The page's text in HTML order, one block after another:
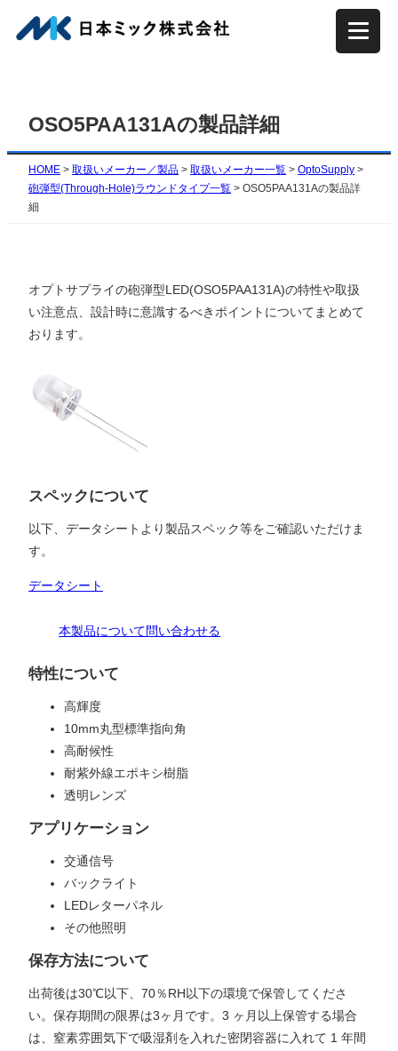
容
プ
OSO5PAA131Aの製品詳細
HOME > 取扱いメーカー／製品 > 取扱いメーカー一覧 > OptoSupply >
砲弾型(Through-Hole)ラウンドタイプ一覧 > OSO5PAA131Aの製品詳
細
オプトサプライの砲弾型LED(OSO5PAA131A)の特性や取扱
い注意点、設計時に意識するべきポイントについてまとめて
おります。
スペックについて
以下、データシートより製品スペック等をご確認いただけま
す。
データシート
本製品について問い合わせる
特性について
高輝度
10mm丸型標準指向角
高耐候性
耐紫外線エポキシ樹脂
透明レンズ
アプリケーション
交通信号
バックライト
LEDレターパネル
その他照明
保存方法について
出荷後は30℃以下、70％RH以下の環境で保管してくださ
い。保存期間の限界は3ヶ月です。3 ヶ月以上保管する場合
は、窒素雰囲気下で吸湿剤を入れた密閉容器に入れて 1 年間